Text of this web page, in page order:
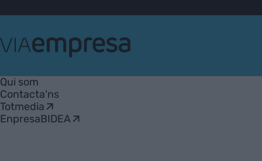
Empresa
Qui som
Contacta'ns
Totmedia
EnpresaBIDEA